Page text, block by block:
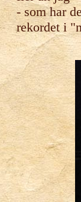
- som har
rekordet i